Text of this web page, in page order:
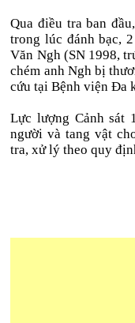
Qua điều tra ban
trong lúc đánh bạc,
Văn Ngh (SN 1998,
chém anh Ngh bị
cứu tại Bệnh viện Đa
Lực lượng Cảnh sát
người và tang vật
tra, xử lý theo quy